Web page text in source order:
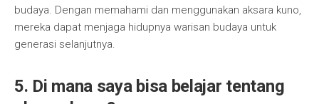
budaya. Dengan memahami dan menggunakan aksara kuno,
mereka dapat menjaga hidupnya warisan budaya untuk
generasi selanjutnya.
5. Di mana saya bisa belajar tentang